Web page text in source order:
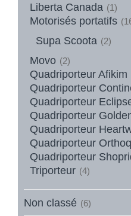
Liberta Canada (1)
Motorisés portatifs
Supa Scoota (2)
Movo (2)
Quadriporteur Afikim
Quadriporteur
Quadriporteur
Quadriporteur
Quadriporteur
Quadriporteur
Quadriporteur
Triporteur (4)
Non classé (6)